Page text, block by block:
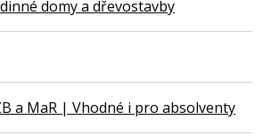
domy a dřevostavby
a MaR | Vhodné i pro absolventy